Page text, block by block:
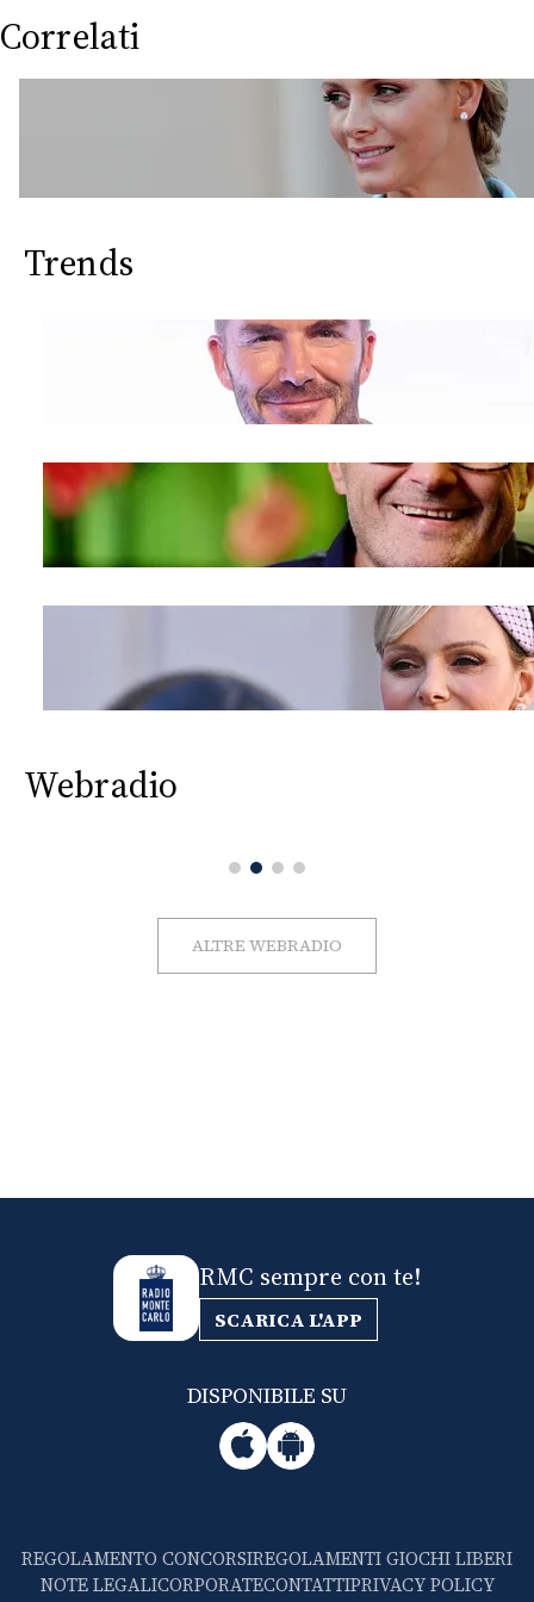
Correlati
Trends
Webradio
ALTRE WEBRADIO
RMC sempre con te!
SCARICA L'APP
DISPONIBILE SU
REGOLAMENTO CONCORSIREGOLAMENTI GIOCHI LIBERI
NOTE LEGALICORPORATECONTATTIPRIVACY POLICY